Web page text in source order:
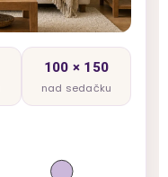
100 × 150
nad sedačku